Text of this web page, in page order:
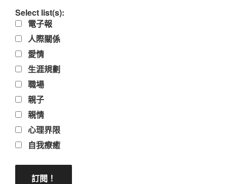
Select list(s):
電子報
人際關係
愛情
生涯規劃
職場
親子
親情
心理界限
自我療癒